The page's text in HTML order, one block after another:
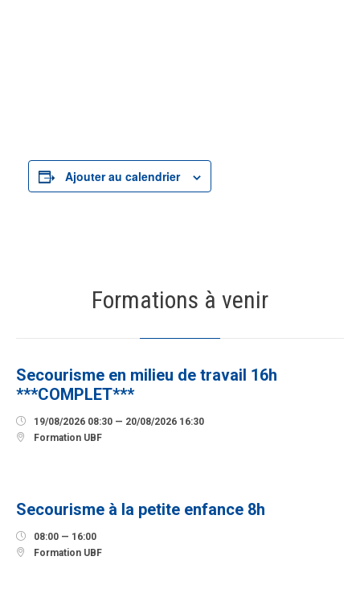
Ajouter au calendrier
Formations à venir
Secourisme en milieu de travail 16h
***COMPLET***
 19/08/2026 08:30 — 20/08/2026 16:30
 Formation UBF
Secourisme à la petite enfance 8h
 08:00 — 16:00
 Formation UBF